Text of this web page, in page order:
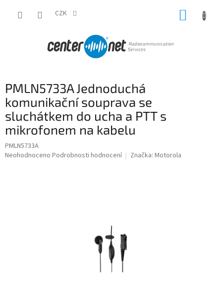
CZK
PMLN5733A Jednoduchá
komunikační souprava se
sluchátkem do ucha a PTT s
mikrofonem na kabelu
PMLN5733A
Průměrné
Neohodnoceno Podrobnosti hodnocení Značka: Motorola